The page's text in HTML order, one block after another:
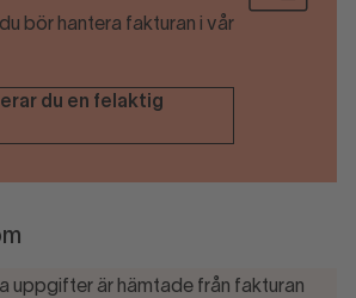
bör hantera fakturan i vår
du en felaktig
uppgifter är hämtade från fakturan